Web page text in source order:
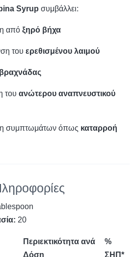
Syrup συμβάλλει:
από ξηρό βήχα
του ερεθισμένου λαιμού
βραχνάδας
του ανώτερου αναπνευστικού
συμπτωμάτων όπως καταρροή
20
Περιεκτικότητα ανά
Δόση
%
ΣΗΠ*